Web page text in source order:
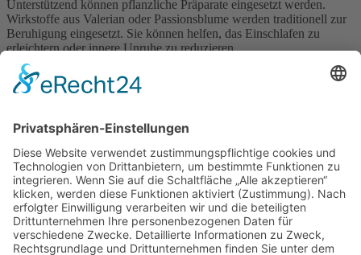
Unterstützend können pflanzliche Präparate eingesetzt werden.
Wirkstoffe aus Valerian oder Passionsblume werden traditionell zur
Beruhigung eingesetzt. Sie können helfen, das Einschlafen zu
erleichtern oder innere Unruhe zu reduzieren.
In der Praxis zeigt sich, dass viele Menschen Entspannung als
passiven Zustand betrachten. Tatsächlich ist sie jedoch ein aktiver
Gerade an freien Tagen bietet sich die Möglichkeit, diesen Prozess
wahrzunehmen und zu unterstützen. Kleine Veränderungen im
Alltag können langfristig einen großen Unterschied für die
Gesundheit machen.
Impressum
Datenschutzerklärung
Sitemap
Login